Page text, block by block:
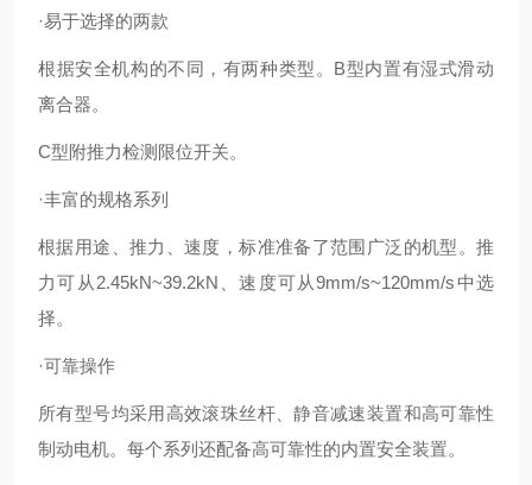
·易于选择的两款
根据安全机构的不同，有两种类型。B型内置有湿式滑动
离合器。
C型附推力检测限位开关。
·丰富的规格系列
根据用途、推力、速度，标准准备了范围广泛的机型。推
力可从2.45kN~39.2kN、速度可从9mm/s~120mm/s中选
择。
·可靠操作
所有型号均采用高效滚珠丝杆、静音减速装置和高可靠性
制动电机。每个系列还配备高可靠性的内置安全装置。